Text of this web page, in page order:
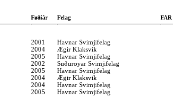
Føðiár Felag FAR
2001
Havnar Svimjifelag
2004
Ægir Klaksvik
2005
Havnar Svimjifelag
2002
Suðuroyar Svimjifelag
2005
Havnar Svimjifelag
2004
Ægir Klaksvik
2004
Havnar Svimjifelag
2005 Havnar Svimjifelag